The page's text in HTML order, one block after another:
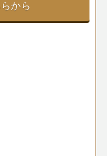
から